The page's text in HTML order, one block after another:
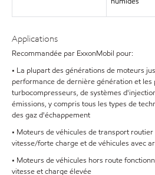
Applications
Recommandée par ExxonMobil pour:
• La plupart des générations de moteurs
performance de dernière génération et les
turbocompresseurs, de systèmes
émissions, y compris tous les types de
des gaz d'échappement
• Moteurs de véhicules de transport
vitesse/forte charge et de véhicules avec
• Moteurs de véhicules hors route
vitesse et charge élevée